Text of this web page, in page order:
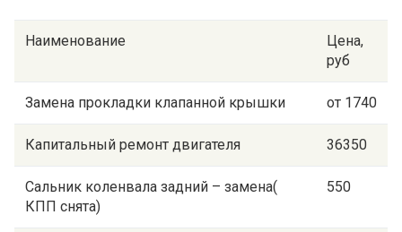
Наименование
Цена,
руб
Замена прокладки клапанной крышки от 1740
Капитальный ремонт двигателя 36350
Сальник коленвала задний – замена(
КПП снята)
550